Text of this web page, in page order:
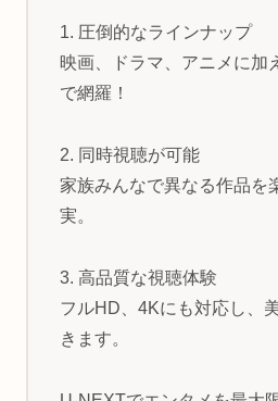
1. 圧倒的なラインナップ
映画、ドラマ、アニメに加
で網羅！
2. 同時視聴が可能
家族みんなで異なる作品を
実。
3. 高品質な視聴体験
フルHD、4Kにも対応し、
きます。